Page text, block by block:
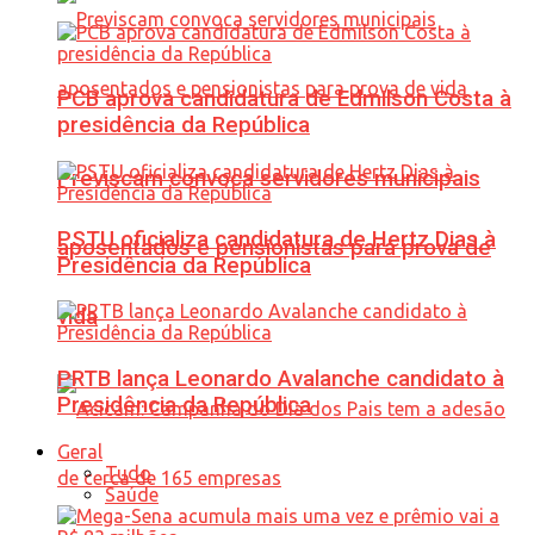
Previscam convoca servidores municipais
aposentados e pensionistas para prova de
vida
PCB aprova candidatura de Edmilson Costa à
presidência da República
PSTU oficializa candidatura de Hertz Dias à
Presidência da República
PRTB lança Leonardo Avalanche candidato à
Presidência da República
Geral
Tudo
Saúde